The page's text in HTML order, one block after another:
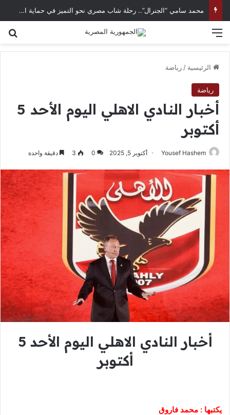
محمد سامي “الجنرال”.. رحلة شاب مصري نحو التميز في حماية الحسابات الرقمية
الرئيسية / رياضة
رياضة
أخبار النادي الاهلي اليوم الأحد 5
أكتوبر
Yousef Hashem أكتوبر 5, 2025 0
3 دقيقة واحدة
أخبار النادي الاهلي اليوم الأحد 5
أكتوبر
يكتبها : محمد فاروق